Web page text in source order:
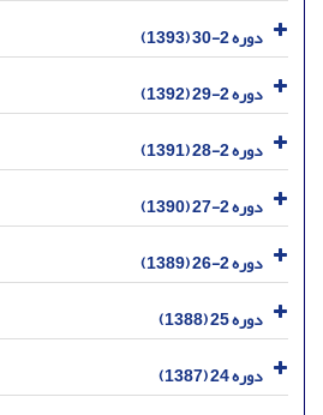
دوره 2-30 (1393)
دوره 2-29 (1392)
دوره 2-28 (1391)
دوره 2-27 (1390)
دوره 2-26 (1389)
دوره 25 (1388)
دوره 24 (1387)